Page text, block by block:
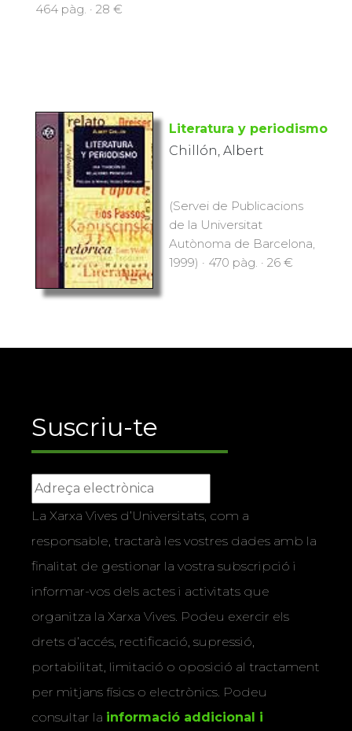
464 pàg. · 28 €
Literatura y periodismo
Chillón, Albert
(Servei de Publicacions
de la Universitat
Autònoma de Barcelona,
1999) · 470 pàg. · 26 €
Suscriu-te
La Xarxa Vives d’Universitats, com a
responsable, tractarà les vostres dades amb la
finalitat de gestionar la vostra subscripció i
informar-vos dels actes i activitats que
organitza la Xarxa Vives. Podeu exercir els
drets d’accés, rectificació, supressió,
portabilitat, limitació o oposició al tractament
per mitjans físics o electrònics. Podeu
consultar la informació addicional i